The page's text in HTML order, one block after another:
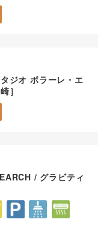
ジオ ボラーレ・エ
］
/ グラビティ